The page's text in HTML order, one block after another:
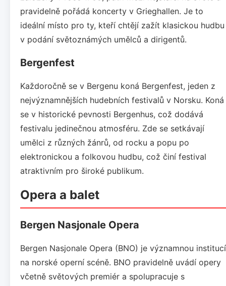
pravidelně pořádá koncerty v Grieghallen. Je to
ideální místo pro ty, kteří chtějí zažít klasickou hudbu
v podání světoznámých umělců a dirigentů.
Bergenfest
Každoročně se v Bergenu koná Bergenfest, jeden z
nejvýznamnějších hudebních festivalů v Norsku. Koná
se v historické pevnosti Bergenhus, což dodává
festivalu jedinečnou atmosféru. Zde se setkávají
umělci z různých žánrů, od rocku a popu po
elektronickou a folkovou hudbu, což činí festival
atraktivním pro široké publikum.
Opera a balet
Bergen Nasjonale Opera
Bergen Nasjonale Opera (BNO) je významnou institucí
na norské operní scéně. BNO pravidelně uvádí opery
včetně světových premiér a spolupracuje s